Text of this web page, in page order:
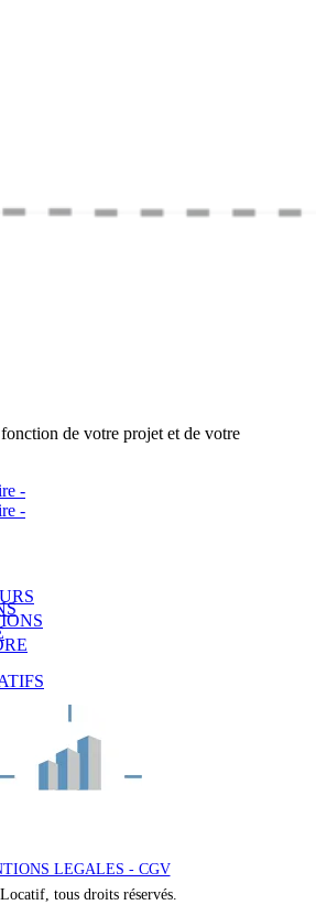
de votre projet et de votre
-
-
LEGALES - CGV
tous droits réservés.